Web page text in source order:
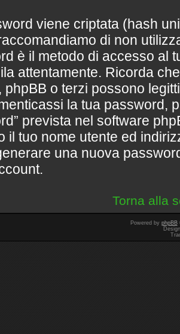
viene criptata (hash
di non
è il metodo di accesso al
attentamente. Ricorda
phpBB o terzi possono
la tua password,
prevista nel software
il tuo nome utente ed
una nuova
Torna alla
Powered by phpBB